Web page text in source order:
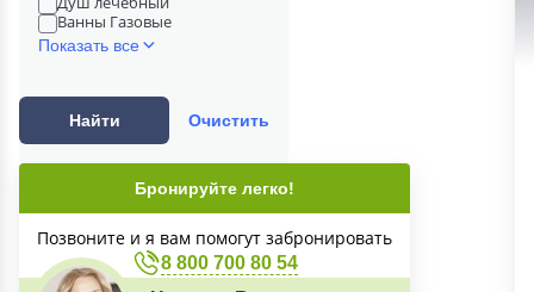
Ванны Газовые
Показать все
Найти Очистить
Бронируйте легко!
Позвоните и я вам помогут забронировать
8 800 700 80 54